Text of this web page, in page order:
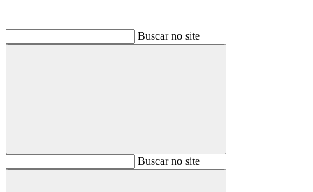
Buscar no site
BuscarBuscar no site